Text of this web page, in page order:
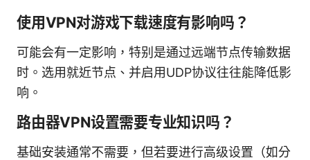
使用VPN对游戏下载速度有影响吗？
可能会有一定影响，特别是通过远端节点传输数据
时。选用就近节点、并启用UDP协议往往能降低影
响。
路由器VPN设置需要专业知识吗？
基础安装通常不需要，但若要进行高级设置（如分